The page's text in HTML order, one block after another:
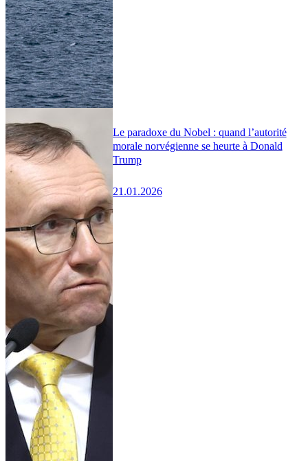
Le paradoxe du Nobel : quand l’autorité
morale norvégienne se heurte à Donald
Trump
21.01.2026